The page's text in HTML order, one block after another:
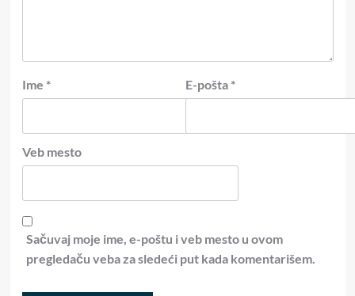
Ime * E-pošta *
Veb mesto
Sačuvaj moje ime, e-poštu i veb mesto u ovom
pregledaču veba za sledeći put kada komentarišem.